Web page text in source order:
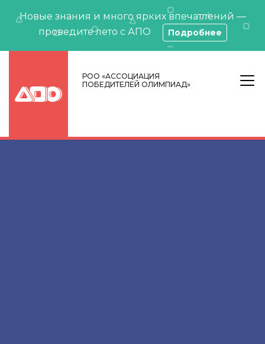
Новые знания и много ярких впечатлений —
проведите лето с АПО
Подробнее
РОО «АССОЦИАЦИЯ
ПОБЕДИТЕЛЕЙ ОЛИМПИАД»